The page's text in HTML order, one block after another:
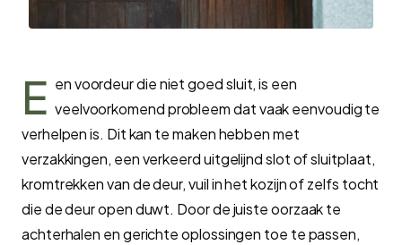
E en voordeur die niet goed sluit, is een
veelvoorkomend probleem dat vaak eenvoudig te
verhelpen is. Dit kan te maken hebben met
verzakkingen, een verkeerd uitgelijnd slot of sluitplaat,
kromtrekken van de deur, vuil in het kozijn of zelfs tocht
die de deur open duwt. Door de juiste oorzaak te
achterhalen en gerichte oplossingen toe te passen,